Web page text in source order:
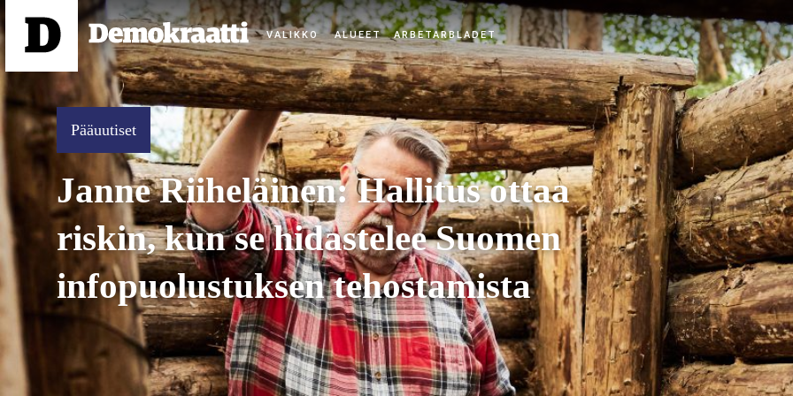
ALUEET
Pääuutiset
Janne Riiheläinen: Hallitus ottaa
riskin, kun se hidastelee Suomen
infopuolustuksen tehostamista